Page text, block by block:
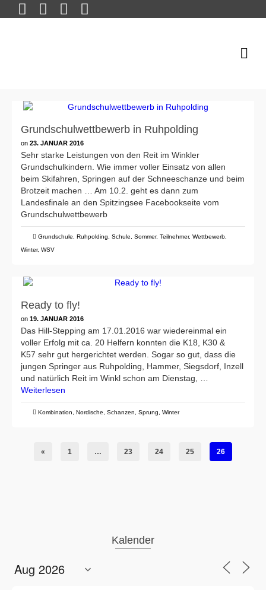
Grundschulwettbewerb in Ruhpolding
on 23. JANUAR 2016
Sehr starke Leistungen von den Reit im Winkler
Grundschulkindern. Wie immer voller Einsatz von allen
beim Skifahren, Springen auf der Schneeschanze und beim
Brotzeit machen … Am 10.2. geht es dann zum
Landesfinale an den Spitzingsee Facebookseite vom
Grundschulwettbewerb
Grundschule Ruhpolding Schule Sommer, Teilnehmer, Wettbewerb
Winter, WSV
Ready to fly!
on 19. JANUAR 2016
Das Hill-Stepping am 17.01.2016 war wiedereinmal ein
voller Erfolg mit ca. 20 Helfern konnten die K18, K30 &
K57 sehr gut hergerichtet werden. Sogar so gut, dass die
jungen Springer aus Ruhpolding, Hammer, Siegsdorf, Inzell
und natürlich Reit im Winkl schon am Dienstag, …
Weiterlesen
Kombination Nordische Schanzen Sprung Winter
« 1 … 23 24 25 26
Kalender